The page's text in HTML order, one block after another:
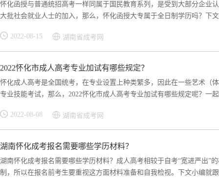
怀化函授与普通统招高考一样同属于国民教育系列，是受到大部分企业
大批社会就业人士的加入，那么，怀化函授大专属于全日制学历吗？下
2022-08-15 湖南省成考网
2022怀化市成人高考专业加试有哪些规定？
怀化成人高考是全国统考，在专业设置上种类繁多，因此在一些艺术（
专业技能考试，那么，2022怀化市成人高考专业加试有哪些规定呢？一
2022-08-08 湖南省成考网
湖南怀化成考报名需要哪些学历材料？
湖南怀化成考报名需要哪些学历材料？成人高考相较于自考“宽进严出”
制，所以在报名前考生要重视这方面材料准备和自我检视。下文小编就